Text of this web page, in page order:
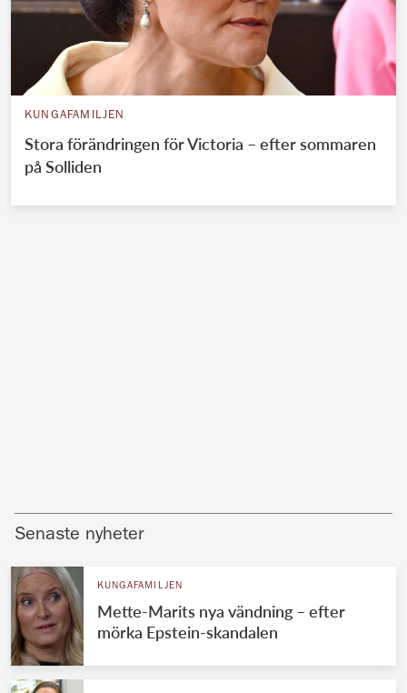
KUNGAFAMILJEN
Stora förändringen för Victoria – efter sommaren
på Solliden
Senaste nyheter
KUNGAFAMILJEN
Mette-Marits nya vändning – efter
mörka Epstein-skandalen